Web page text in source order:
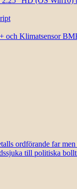
och Klimatsensor
ordförande far
till politiska